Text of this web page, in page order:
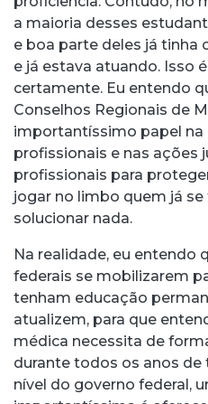
a maioria desses
e boa parte deles já tinha
e já estava atuando. Isso
certamente. Eu entendo
Conselhos Regionais de
importantíssimo papel na
profissionais e nas ações
profissionais para
jogar no limbo quem já
solucionar nada.
Na realidade, eu entendo
federais se mobilizarem
tenham educação
atualizem, para que
médica necessita de
durante todos os anos de
nível do governo federal,